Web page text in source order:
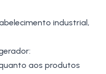
industrial,
aos produtos